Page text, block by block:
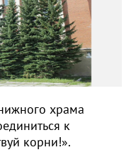
храма
к
корни!».